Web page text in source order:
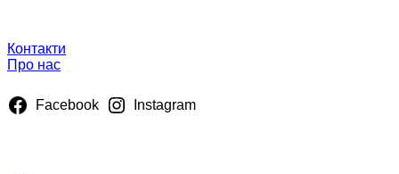
Контакти
Про нас
Facebook Instagram